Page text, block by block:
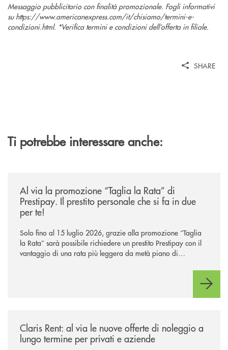
Messaggio pubblicitario con finalità promozionale. Fogli informativi
su https://www.americanexpress.com/it/chisiamo/termini-e-
condizioni.html. *Verifica termini e condizioni dell’offerta in filiale.
SHARE
Ti potrebbe interessare anche:
Al via la promozione “Taglia la Rata” di
Prestipay. Il prestito personale che si fa in due
per te!
Solo fino al 15 luglio 2026, grazie alla promozione “Taglia
la Rata” sarà possibile richiedere un prestito Prestipay con il
vantaggio di una rata più leggera da metà piano di
Claris Rent: al via le nuove offerte di noleggio a
lungo termine per privati e aziende